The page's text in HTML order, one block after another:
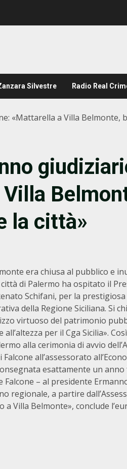
Silvestre Radio Real
«Mattarella a Villa Belmonte,
la città»
era chiusa al pubblico e
di Palermo ha ospitato il
Schifani, per la
della Regione Siciliana. Si
virtuoso del patrimonio
per il Cga Sicilia». Così
alla cerimonia di avvio
all’assessorato
esattamente un anno
– al presidente
a partire
Villa Belmonte», conclude